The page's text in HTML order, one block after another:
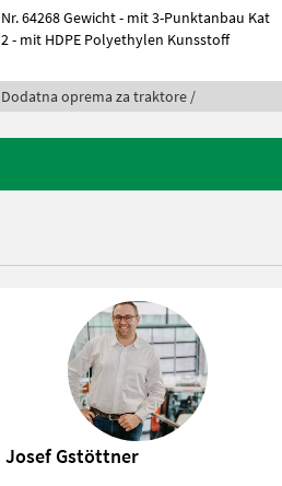
Nr. 64268 Gewicht - mit 3-Punktanbau Kat
2 - mit HDPE Polyethylen Kunsstoff
Dodatna oprema za traktore /
Josef Gstöttner